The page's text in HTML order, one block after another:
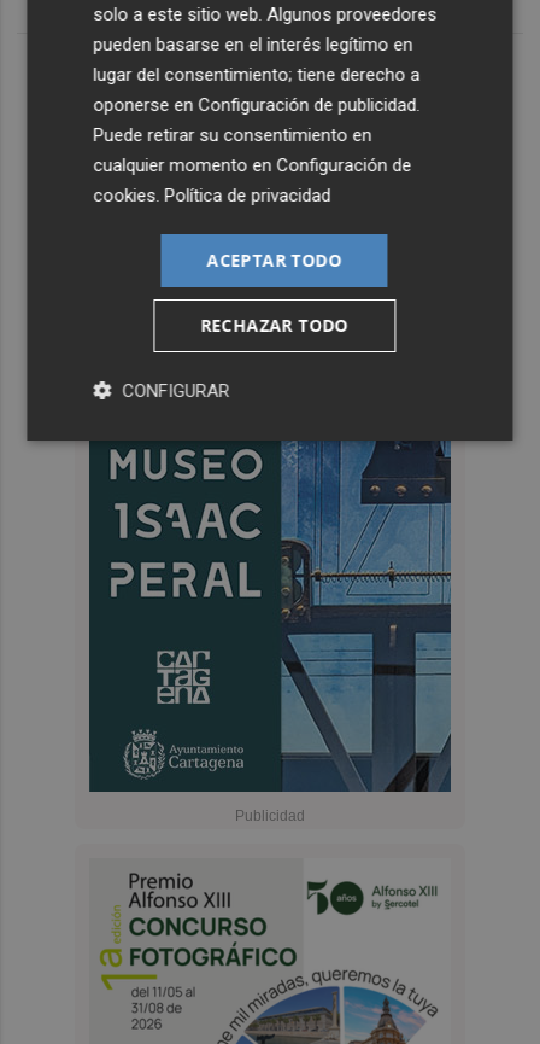
solo a este sitio web. Algunos proveedores
pueden basarse en el interés legítimo en
lugar del consentimiento; tiene derecho a
oponerse enConfiguración de publicidad
Puede retirar su consentimiento en
cualquier momento enConfiguración de
cookies .Política de privacidad
ACEPTAR TODO
RECHAZAR TODO
CONFIGURAR